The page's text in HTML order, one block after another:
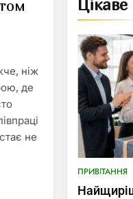
ніж
де
не
Цікаве
ПРИВІТАННЯ